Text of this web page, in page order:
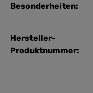
Besonderheiten:
Hersteller-
Produktnummer: